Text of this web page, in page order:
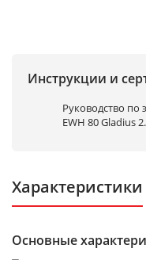
Инструкции и
Руководство по
EWH 80 Gladius
Характеристики
Основные